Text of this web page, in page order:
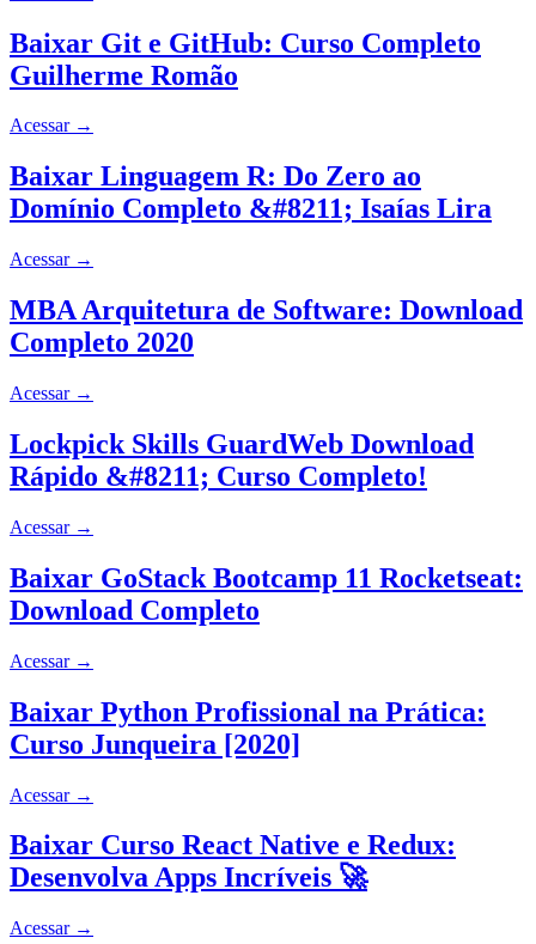
Baixar Git e GitHub: Curso Completo
Guilherme Romão
Acessar →
Baixar Linguagem R: Do Zero ao
Domínio Completo &#8211; Isaías Lira
Acessar →
MBA Arquitetura de Software: Download
Completo 2020
Acessar →
Lockpick Skills GuardWeb Download
Rápido &#8211; Curso Completo!
Acessar →
Baixar GoStack Bootcamp 11 Rocketseat:
Download Completo
Acessar →
Baixar Python Profissional na Prática:
Curso Junqueira [2020]
Acessar →
Baixar Curso React Native e Redux:
Desenvolva Apps Incríveis 🚀
Acessar →